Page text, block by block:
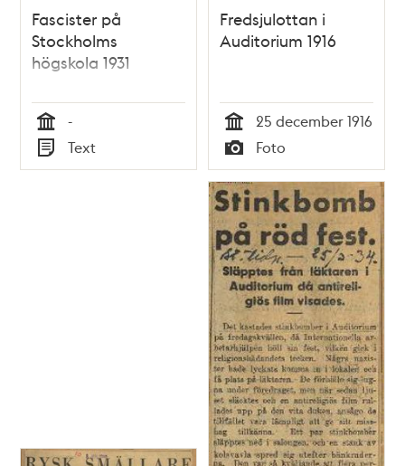
Fascister på
Stockholms
högskola 1931
Tid
-
Typ
Text
Fredsjulottan i
Auditorium 1916
Tid
25 december 1916
Typ
Foto